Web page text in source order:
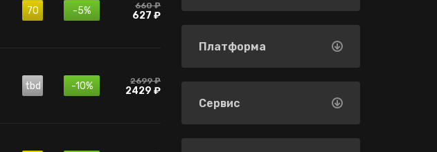
70 -5% 660 ₽
627 ₽
tbd -10% 2699 ₽
2429 ₽
Платформа
Сервис